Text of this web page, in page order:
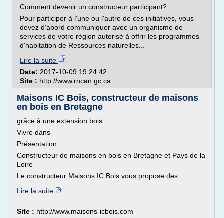
Comment devenir un constructeur participant?
Pour participer à l'une ou l'autre de ces initiatives, vous
devez d'abord communiquer avec un organisme de
services de votre région autorisé à offrir les programmes
d'habitation de Ressources naturelles...
Lire la suite
Date: 2017-10-09 19:24:42
Site : http://www.rncan.gc.ca
Maisons IC Bois, constructeur de maisons
en bois en Bretagne
grâce à une extension bois
Vivre dans
Présentation
Constructeur de maisons en bois en Bretagne et Pays de la
Loire
Le constructeur Maisons IC Bois vous propose des...
Lire la suite
Site : http://www.maisons-icbois.com